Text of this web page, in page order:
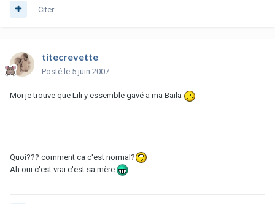
Citer
titecrevette
Posté le 5 juin 2007
Moi je trouve que Lili y essemble gavé a ma Baïla
Quoi??? comment ca c'est normal?
Ah oui c'est vrai c'est sa mère